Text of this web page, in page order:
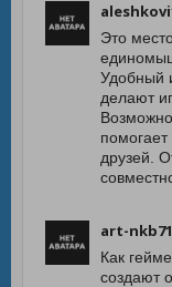
Это
Удобный
делают
друзей.
art-
Как
создают